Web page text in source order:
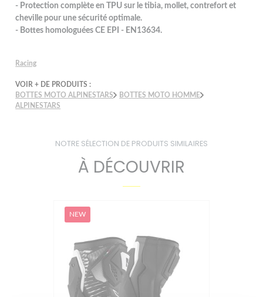
- Protection complète en TPU sur le tibia, mollet, contrefort et
cheville pour une sécurité optimale.
- Bottes homologuées CE EPI - EN13634.
Racing
VOIR + DE PRODUITS :
BOTTES MOTO ALPINESTARS
BOTTES MOTO HOMME
ALPINESTARS
NOTRE SÉLECTION DE PRODUITS SIMILAIRES
À DÉCOUVRIR
NEW